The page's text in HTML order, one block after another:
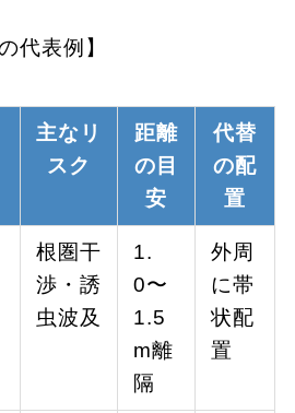
代表例】
主なリ
スク
距離
の目
安
代替
の配
置
根圏干
渉・誘
虫波及
1.
0〜
1.5
m離
隔
外周
に帯
状配
置